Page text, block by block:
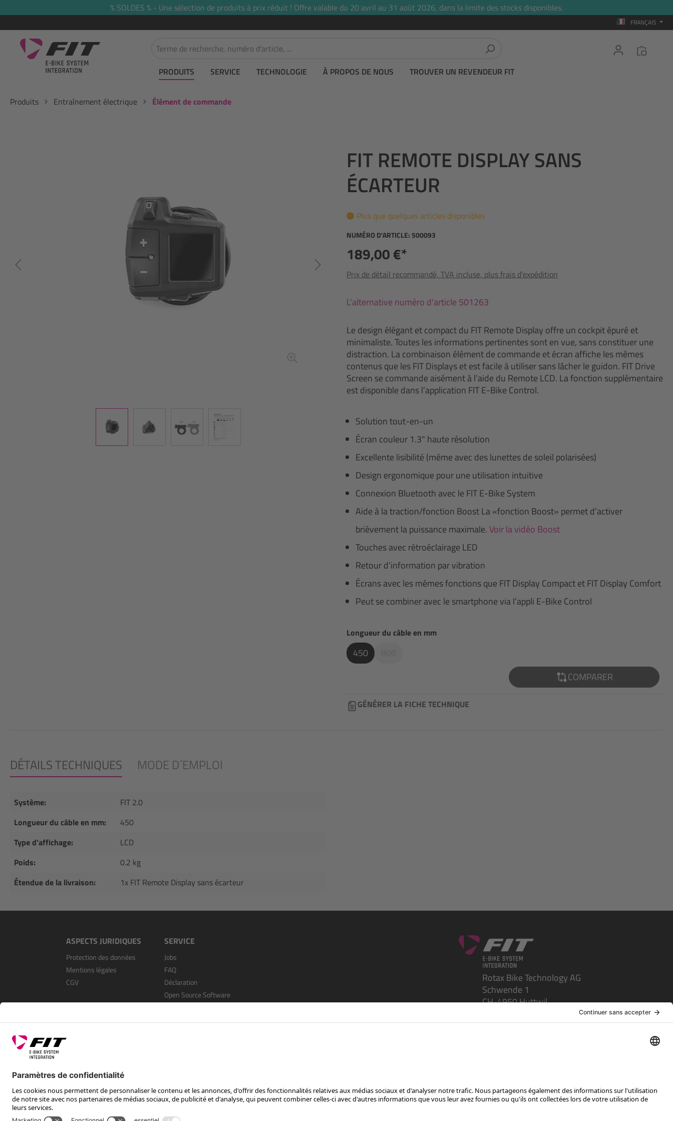
Passer à la navigation principale% SOLDES % - Une sélection de produits à prix réduit ! Offre valable du 20 avril au 31 août 2026, dans la limite des stocks disponibles.
FRANÇAIS
PRODUITS SERVICE TECHNOLOGIE À PROPOS DE NOUS TROUVER UN REVENDEUR FIT
Produits Entraînement électrique Élément de commande
FIT REMOTE DISPLAY SANS
ÉCARTEUR
Plus que quelques articles disponibles
NUMÉRO D’ARTICLE: 500093
189,00 €*
Prix de détail recommandé, TVA incluse, plus frais d'expédition
L'alternative numéro d'article 501263
Le design élégant et compact du FIT Remote Display offre un cockpit épuré et
minimaliste. Toutes les informations pertinentes sont en vue, sans constituer une
distraction. La combinaison élément de commande et écran affiche les mêmes
contenus que les FIT Displays et est facile à utiliser sans lâcher le guidon. FIT Drive
Screen se commande aisément à l’aide du Remote LCD. La fonction supplémentaire
est disponible dans l’application FIT E-Bike Control.
Solution tout-en-un
Écran couleur 1.3" haute résolution
Excellente lisibilité (même avec des lunettes de soleil polarisées)
Design ergonomique pour une utilisation intuitive
Connexion Bluetooth avec le FIT E-Bike System
Aide à la traction/fonction Boost La «fonction Boost» permet d’activer
brièvement la puissance maximale.Voir la vidéo Boost
Touches avec rétroéclairage LED
Retour d’information par vibration
Écrans avec les mêmes fonctions que FIT Display Compact et FIT Display Comfort
Peut se combiner avec le smartphone via l’appli E-Bike Control
Sélectionnez
Longueur du câble en mm
450
COMPARER
GÉNÉRER LA FICHE TECHNIQUE
DÉTAILS TECHNIQUES MODE D´EMPLOI
Système:
FIT 2.0
Longueur du câble en mm:
450
Type d'affichage:
LCD
Poids:
0.2 kg
Étendue de la livraison:
1x FIT Remote Display sans écarteur
ASPECTS JURIDIQUES
Protection des données
Mentions légales
CGV
SERVICE
Jobs
FAQ
Déclaration
Open Source Software
Rotax Bike Technology AG
Schwende 1
CH-4950 Huttwil
SUIS-NOUS SUR